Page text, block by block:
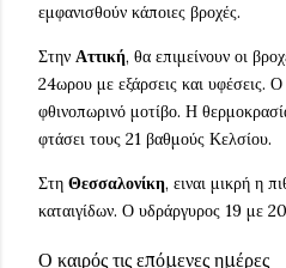
εμφανισθούν κάποιες βροχές.
Στην Αττική, θα επιμείνουν οι
24ωρου με εξάρσεις και υφέσεις.
φθινοπωρινό μοτίβο. Η
φτάσει τους 21 βαθμούς Κελσίου.
Στη Θεσσαλονίκη, ειναι μικρή η
καταιγίδων. Ο υδράργυρος 19 με
Ο καιρός τις επόμενες ημέρες